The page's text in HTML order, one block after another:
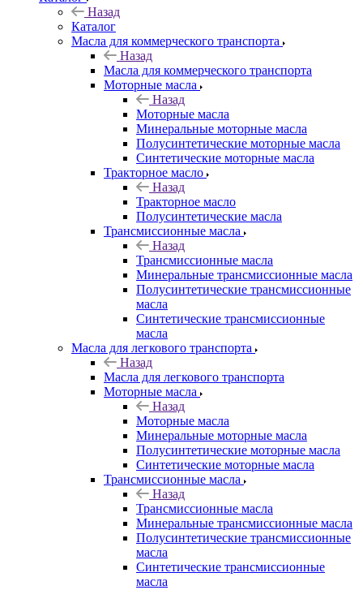
Назад
Каталог
Масла для коммерческого транспорта
Назад
Масла для коммерческого транспорта
Моторные масла
Назад
Моторные масла
Минеральные моторные масла
Полусинтетические моторные масла
Синтетические моторные масла
Тракторное масло
Назад
Тракторное масло
Полусинтетические масла
Трансмиссионные масла
Назад
Трансмиссионные масла
Минеральные трансмиссионные масла
Полусинтетические трансмиссионные
масла
Синтетические трансмиссионные
масла
Масла для легкового транспорта
Назад
Масла для легкового транспорта
Моторные масла
Назад
Моторные масла
Минеральные моторные масла
Полусинтетические моторные масла
Синтетические моторные масла
Трансмиссионные масла
Назад
Трансмиссионные масла
Минеральные трансмиссионные масла
Полусинтетические трансмиссионные
масла
Синтетические трансмиссионные
масла